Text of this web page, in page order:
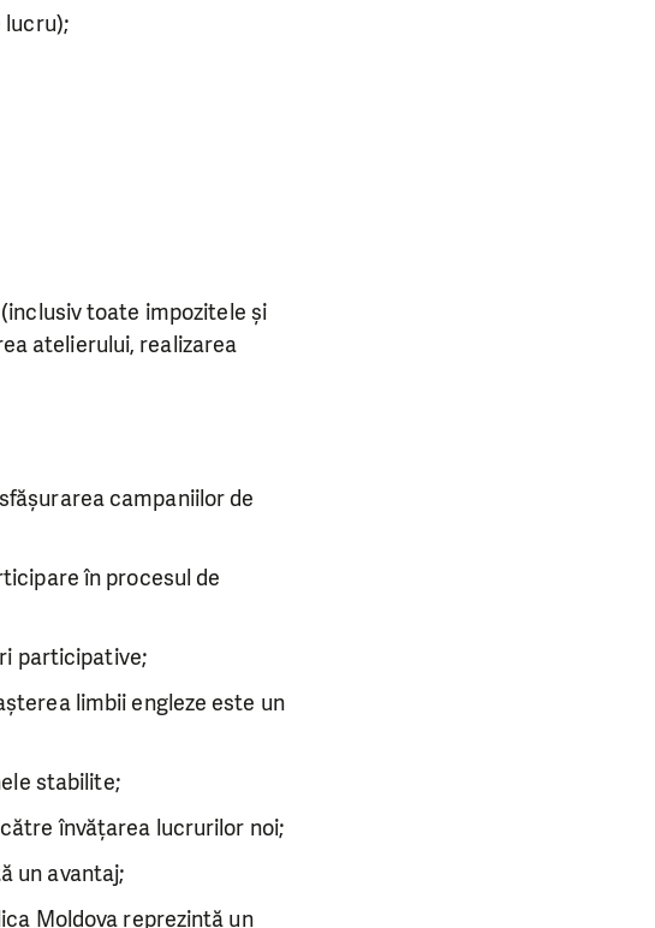
(inclusiv toate impozitele și
atelierului, realizarea
campaniilor de
în procesul de
participative;
limbii engleze este un
stabilite;
învățarea lucrurilor noi;
un avantaj;
Moldova reprezintă un